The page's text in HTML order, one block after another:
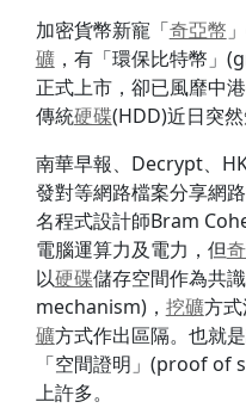
加密貨幣新寵「奇亞幣
礦，有「環保比特幣」
正式上市，卻已風靡中
傳統硬碟(HDD)近日突然
南華早報、Decrypt、
發對等網路檔案分享網
名程式設計師Bram
電腦運算力及電力，但
以硬碟儲存空間作為共
mechanism)， 挖礦方
礦方式作出區隔。也就是
「空間證明」(proof of
上許多。